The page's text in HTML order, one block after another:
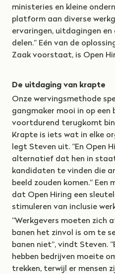
ministeries en kleine
platform aan diverse
ervaringen, uitdagingen en
delen.” Eén van de
Zaak voorstaat, is Open
De uitdaging van krapte
Onze wervingsmethode
gangmaker mooi in op
voortdurend terugkomt
Krapte is iets wat in elke
legt Steven uit. “En Open
alternatief dat hen in
kandidaten te vinden die
beeld zouden komen.” Een
dat Open Hiring een
stimuleren van inclusie
“Werkgevers moeten zich
banen het zinvol is om te
banen niet”, vindt Steven.
hebben bedrijven moeite
trekken, terwijl er mensen